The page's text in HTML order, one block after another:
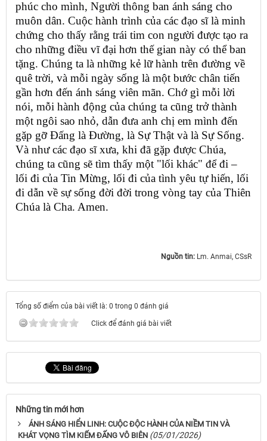
phúc cho mình, Người thông ban ánh sáng cho
muôn dân. Cuộc hành trình của các đạo sĩ là minh
chứng cho thấy rằng trái tim con người được tạo ra
cho những điều vĩ đại hơn thế gian này có thể ban
tặng. Chúng ta là những kẻ lữ hành trên đường về
quê trời, và mỗi ngày sống là một bước chân tiến
gần hơn đến ánh sáng viên mãn. Chớ gì mỗi lời
nói, mỗi hành động của chúng ta cũng trở thành
một ngôi sao nhỏ, dẫn đưa anh chị em mình đến
gặp gỡ Đấng là Đường, là Sự Thật và là Sự Sống.
Và như các đạo sĩ xưa, khi đã gặp được Chúa,
chúng ta cũng sẽ tìm thấy một "lối khác" để đi –
lối đi của Tin Mừng, lối đi của tình yêu tự hiến, lối
đi dẫn về sự sống đời đời trong vòng tay của Thiên
Chúa là Cha. Amen.
Nguồn tin: Lm. Anmai, CSsR
Tổng số điểm của bài viết là: 0 trong 0 đánh giá
Click để đánh giá bài viết
Những tin mới hơn
ÁNH SÁNG HIỂN LINH: CUỘC ĐỘC HÀNH CỦA NIỀM TIN VÀ
KHÁT VỌNG TÌM KIẾM ĐẤNG VÔ BIÊN (05/01/2026)